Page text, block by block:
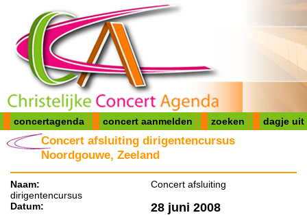
concertagenda concert aanmelden zoeken dagje uit
Concert afsluiting dirigentencursus
Noordgouwe, Zeeland
Naam:
Concert afsluiting
dirigentencursus
Datum:
28 juni 2008